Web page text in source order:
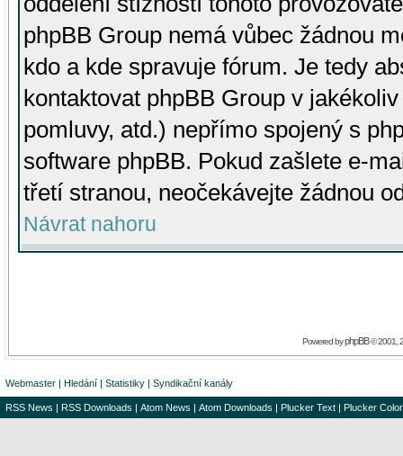
phpBB Group nemá vůbec žádnou
kdo a kde spravuje fórum. Je tedy
kontaktovat phpBB Group v
pomluvy, atd.) nepřímo spojený s
software phpBB. Pokud zašlete e-
třetí stranou, neočekávejte žádnou
Návrat nahoru
Powered byphpBB© 2001,
Webmaster | Hledání | Statistiky | Syndikační kanály
RSS News | RSS Downloads | Atom News | Atom Downloads | Plucker Text | Plucker Color